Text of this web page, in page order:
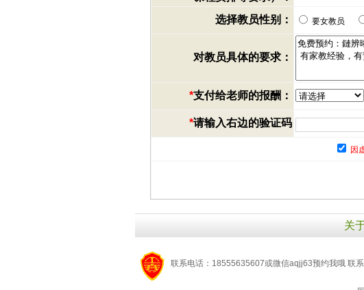
选择教员性别：
要女教员
对教员具体的要求：
*支付给老师的报酬：
*请输入右边的验证码
因
关
联系电话：18555635607或微信aqjj63预约我哦 联